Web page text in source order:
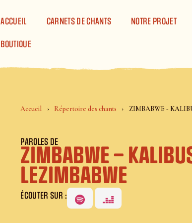
ACCUEIL
CARNETS DE CHANTS NOTRE PROJET
BOUTIQUE
Accueil Répertoire des chants ZIMBABWE -
PAROLES DE
ZIMBABWE –
LEZIMBABWE
ÉCOUTER SUR :